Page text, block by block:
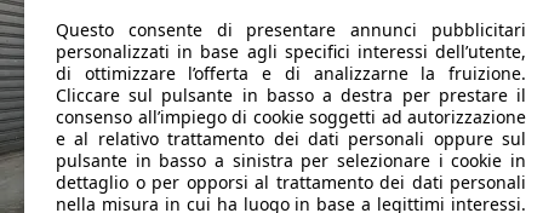
Questo consente di presentare annunci pubblicitari
personalizzati in base agli specifici interessi dell’utente,
di ottimizzare l’offerta e di analizzarne la fruizione.
Cliccare sul pulsante in basso a destra per prestare il
consenso all’impiego di cookie soggetti ad autorizzazione
e al relativo trattamento dei dati personali oppure sul
pulsante in basso a sinistra per selezionare i cookie in
dettaglio o per opporsi al trattamento dei dati personali
nella misura in cui ha luogo in base a legittimi interessi.